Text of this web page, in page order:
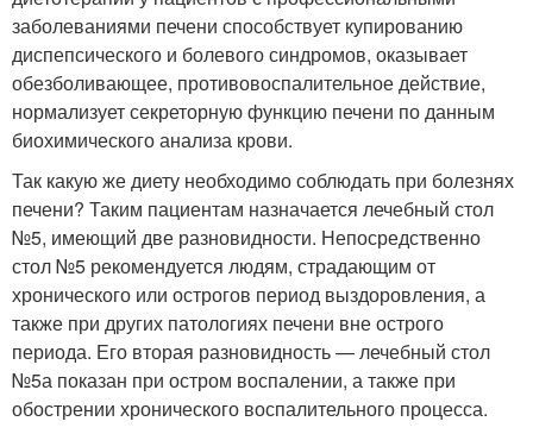
заболеваниями печени способствует купированию
диспепсического и болевого синдромов, оказывает
обезболивающее, противовоспалительное действие,
нормализует секреторную функцию печени по данным
биохимического анализа крови.
Так какую же диету необходимо соблюдать при болезнях
печени? Таким пациентам назначается лечебный стол
№5, имеющий две разновидности. Непосредственно
стол №5 рекомендуется людям, страдающим от
хронического или острогов период выздоровления, а
также при других патологиях печени вне острого
периода. Его вторая разновидность — лечебный стол
№5а показан при остром воспалении, а также при
обострении хронического воспалительного процесса.